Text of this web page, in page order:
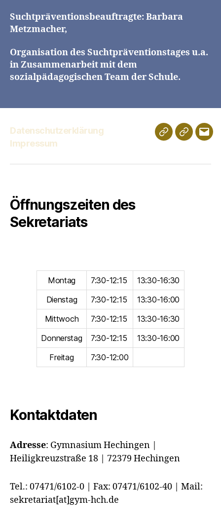
Suchtpräventionsbeauftragte: Barbara
Metzmacher,
Organisation des Suchtpräventionstages u.a.
in Zusammenarbeit mit dem
sozialpädagogischen Team der Schule.
Datenschutzerklärung
Impressum
Schulportfolio
Digitales
E-
Öffnungszeiten des
Sekretariats
Montag 7:30-12:15
13:30-16:30
Dienstag
7:30-12:15
13:30-16:00
Mittwoch
7:30-12:15
13:30-16:30
Donnerstag
7:30-12:15
13:30-16:00
Freitag
7:30-12:00
Kontaktdaten
Adresse: Gymnasium Hechingen |
Heiligkreuzstraße 18 | 72379 Hechingen
Tel.: 07471/6102-0 | Fax: 07471/6102-40 | Mail:
sekretariat[at]gym-hch.de